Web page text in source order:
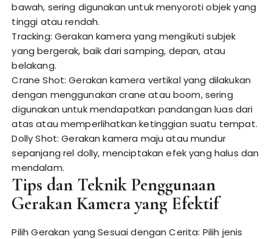
bawah, sering digunakan untuk menyoroti objek yang
tinggi atau rendah.
Tracking: Gerakan kamera yang mengikuti subjek
yang bergerak, baik dari samping, depan, atau
belakang.
Crane Shot: Gerakan kamera vertikal yang dilakukan
dengan menggunakan crane atau boom, sering
digunakan untuk mendapatkan pandangan luas dari
atas atau memperlihatkan ketinggian suatu tempat.
Dolly Shot: Gerakan kamera maju atau mundur
sepanjang rel dolly, menciptakan efek yang halus dan
mendalam.
Tips dan Teknik Penggunaan
Gerakan Kamera yang Efektif
Pilih Gerakan yang Sesuai dengan Cerita: Pilih jenis